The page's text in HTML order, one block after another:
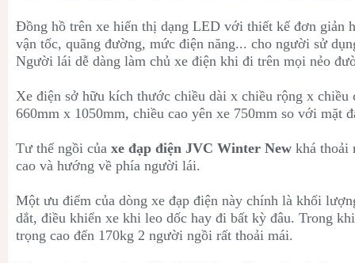
Đồng hồ trên xe hiển thị dạng LED với thiết kế đơn giản
vận tốc, quãng đường, mức điện năng... cho người sử
Người lái dễ dàng làm chủ xe điện khi đi trên mọi nẻo
Xe điện sở hữu kích thước chiều dài x chiều rộng x
660mm x 1050mm, chiều cao yên xe 750mm so với mặt
Tư thế ngồi của xe đạp điện JVC Winter New khá thoải
cao và hướng về phía người lái.
Một ưu điểm của dòng xe đạp điện này chính là khối
dắt, điều khiển xe khi leo dốc hay đi bất kỳ đâu. Trong
trọng cao đến 170kg 2 người ngồi rất thoải mái.